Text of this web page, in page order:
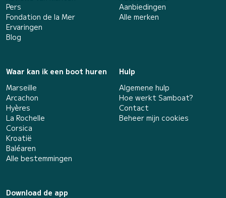
Pers
Fondation de la Mer
Ervaringen
Blog
Aanbiedingen
Alle merken
Waar kan ik een boot huren
Marseille
Arcachon
Hyères
La Rochelle
Corsica
Kroatië
Baléaren
Alle bestemmingen
Hulp
Algemene hulp
Hoe werkt Samboat?
Contact
Beheer mijn cookies
Download de app